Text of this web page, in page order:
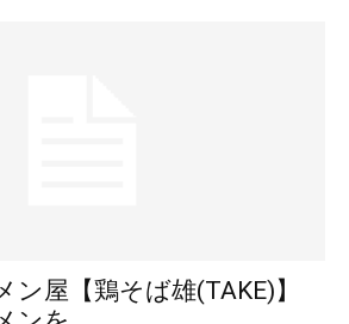
ン屋【鶏そば雄(TAKE)】